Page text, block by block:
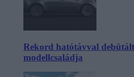
Rekord hatótávval
modellcsaládja